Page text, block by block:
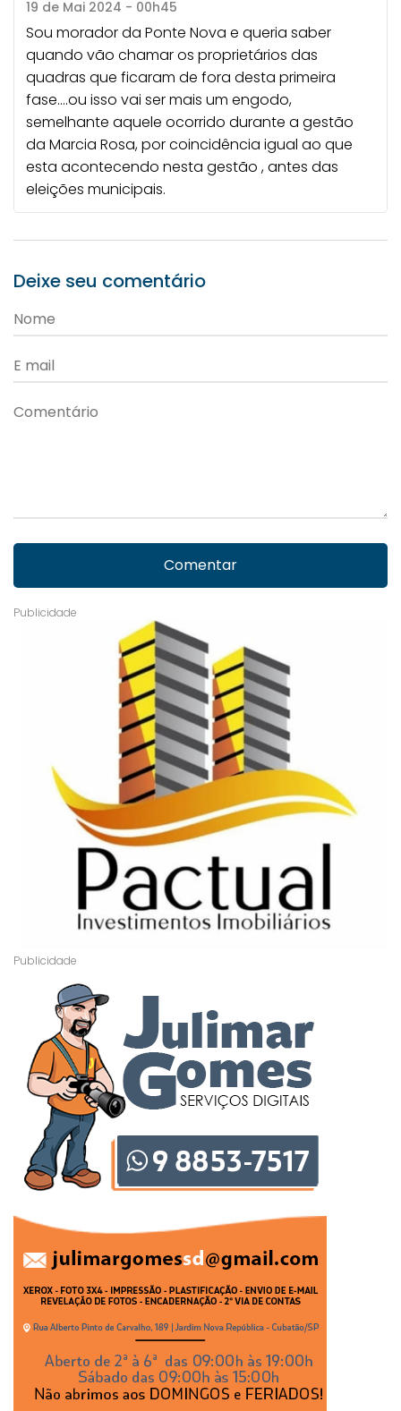
19 de Mai 2024 - 00h45
Sou morador da Ponte Nova e queria saber
quando vão chamar os proprietários das
quadras que ficaram de fora desta primeira
fase....ou isso vai ser mais um engodo,
semelhante aquele ocorrido durante a gestão
da Marcia Rosa, por coincidência igual ao que
esta acontecendo nesta gestão , antes das
eleições municipais.
Deixe seu comentário
Comentar